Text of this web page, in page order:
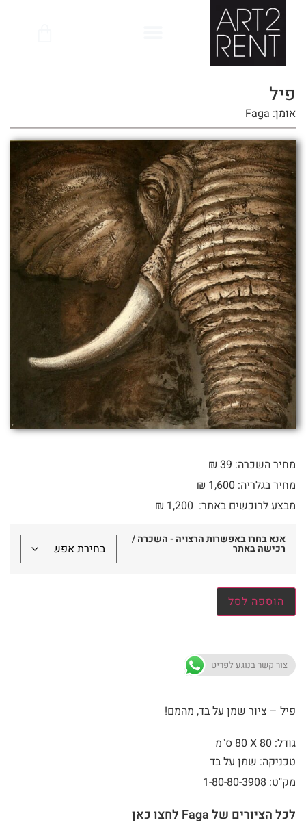
פיל
אומן: Faga
מחיר השכרה: 39 ₪
מחיר בגלריה: 1,600 ₪
מבצע לרוכשים באתר:
₪ 1,200
אנא בחרו באפשרות הרצויה - השכרה /
רכישה באתר
הוספה לסל
צור קשר בנוגע לפריט
פיל – ציור שמן על בד, מהמם!
גודל: 80 X
80 ס"מ
טכניקה: שמן על בד
מק"ט: 1-80-80-3908
לכל הציורים של Faga לחצו כאן